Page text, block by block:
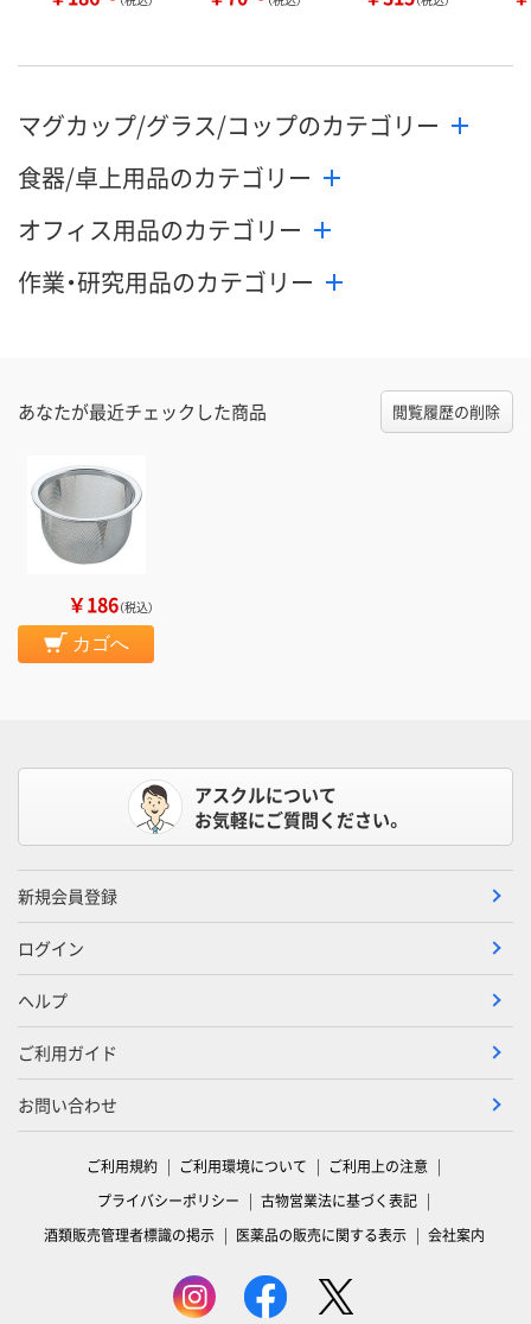
マグカップ/グラス/コップのカテゴリー
食器/卓上用品のカテゴリー
オフィス用品のカテゴリー
作業・研究用品のカテゴリー
あなたが最近チェックした商品 閲覧履歴の削除
￥186（税込）
カゴへ
アスクルについて
お気軽にご質問ください。
新規会員登録
ログイン
ヘルプ
ご利用ガイド
お問い合わせ
ご利用規約 ご利用環境について
ご利用上の注意
プライバシーポリシー
古物営業法に基づく表記
酒類販売管理者標識の掲示
医薬品の販売に関する表示 会社案内